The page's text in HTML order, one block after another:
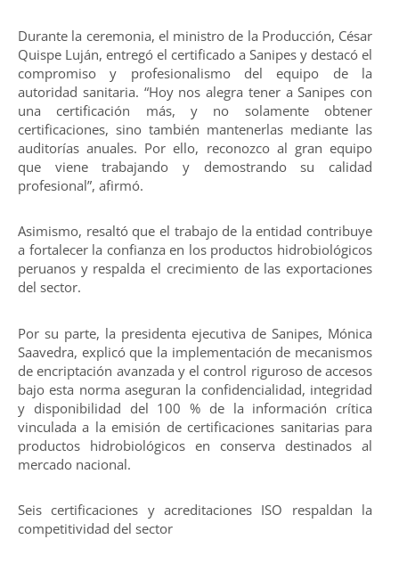
Durante la ceremonia, el ministro de la Producción, César
Quispe Luján, entregó el certificado a Sanipes y destacó el
compromiso y profesionalismo del equipo de la
autoridad sanitaria. “Hoy nos alegra tener a Sanipes con
una certificación más, y no solamente obtener
certificaciones, sino también mantenerlas mediante las
auditorías anuales. Por ello, reconozco al gran equipo
que viene trabajando y demostrando su calidad
profesional”, afirmó.
Asimismo, resaltó que el trabajo de la entidad contribuye
a fortalecer la confianza en los productos hidrobiológicos
peruanos y respalda el crecimiento de las exportaciones
del sector.
Por su parte, la presidenta ejecutiva de Sanipes, Mónica
Saavedra, explicó que la implementación de mecanismos
de encriptación avanzada y el control riguroso de accesos
bajo esta norma aseguran la confidencialidad, integridad
y disponibilidad del 100 % de la información crítica
vinculada a la emisión de certificaciones sanitarias para
productos hidrobiológicos en conserva destinados al
mercado nacional.
Seis certificaciones y acreditaciones ISO respaldan la
competitividad del sector